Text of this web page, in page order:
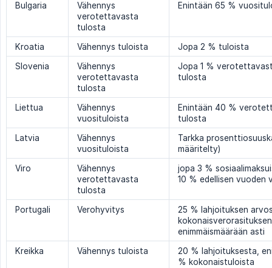
Bulgaria
Vähennys
verotettavasta
tulosta
Enintään 65 %
Kroatia Vähennys tuloista
Jopa 2 % tuloista
Slovenia
Vähennys
verotettavasta
tulosta
Jopa 1 %
tulosta
Liettua
Vähennys
vuosituloista
Enintään 40 %
tulosta
Latvia
Vähennys
vuosituloista
Tarkka
määritelty)
Viro
Vähennys
verotettavasta
tulosta
jopa 3 %
10 % edellisen vuoden
Portugali Verohyvitys
25 % lahjoituksen
kokonaisverorasituksen
enimmäismäärään asti
Kreikka
Vähennys tuloista
20 % lahjoituksesta,
% kokonaistuloista